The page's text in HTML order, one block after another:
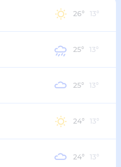
26° 13°
25° 13°
25° 13°
24° 13°
24° 13°